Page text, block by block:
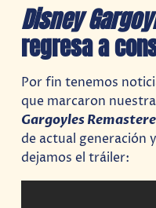
Disney
regresa a
Por fin tenemos
que marcaron
Gargoyles
de actual generación
dejamos el tráiler: